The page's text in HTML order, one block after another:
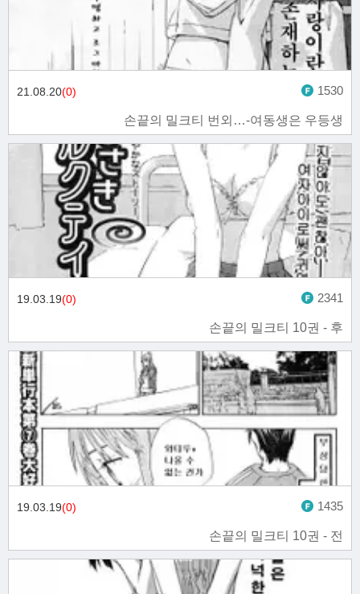
손끝의 밀크티 번외…-여동생은 우등생
21.08.20(0) 1530
손끝의 밀크티 10권 - 후
19.03.19(0) 2341
손끝의 밀크티 10권 - 전
19.03.19(0) 1435